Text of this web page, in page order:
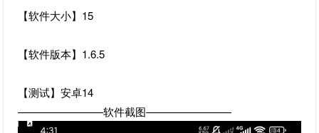
【软件大小】15
【软件版本】1.6.5
【测试】安卓14
————————软件截图————————